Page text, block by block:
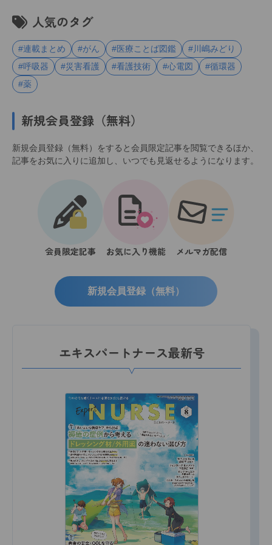
人気のタグ
#連載まとめ #がん #医療ことば図鑑
#川嶋みどり
#呼吸器
#災害看護 #看護技術 #心電図
#循環器
#薬
新規会員登録（無料）
新規会員登録（無料）をすると会員限定記事を閲覧できるほか、
記事をお気に入りに追加し、いつでも見返せるようになります。
会員限定記事 お気に入り機能 メルマガ配信
新規会員登録（無料）
エキスパートナース最新号